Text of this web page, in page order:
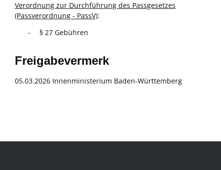
Verordnung zur Durchführung des Passgesetzes
(Passverordnung - PassV):
§ 27 Gebühren
Freigabevermerk
05.03.2026 Innenministerium Baden-Württemberg